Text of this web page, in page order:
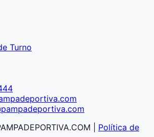
Turno
| Política de